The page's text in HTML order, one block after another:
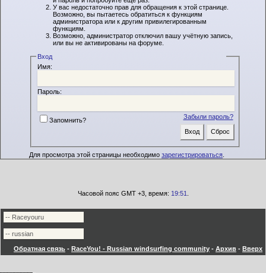
У вас недостаточно прав для обращения к этой странице.
Возможно, вы пытаетесь обратиться к функциям
администратора или к другим привилегированным
функциям.
Возможно, администратор отключил вашу учётную запись,
или вы не активированы на форуме.
Вход
Имя:
Пароль:
Забыли пароль?
Запомнить?
Для просмотра этой страницы необходимо зарегистрироваться
Часовой пояс GMT +3, время: 19:51
Обратная связь - RaceYou! - Russian windsurfing community - Архив - Вверх